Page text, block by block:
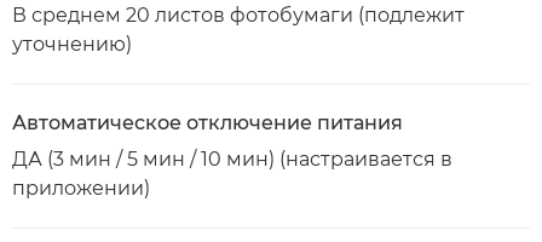
В среднем 20 листов фотобумаги (подлежит
уточнению)
Автоматическое отключение питания
ДА (3 мин / 5 мин / 10 мин) (настраивается в
приложении)